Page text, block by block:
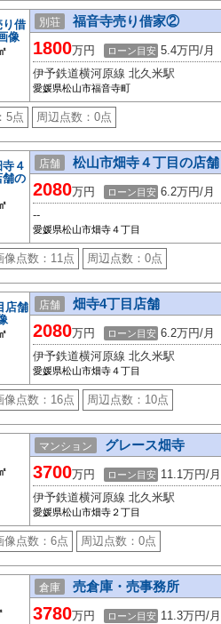
別荘 福音寺売り借家②
1800万円 ローン目安 5.4万円/月
伊予鉄道横河原線 北久米駅
愛媛県松山市福音寺町
5点 周辺点数： 0点
店舗 松山市畑寺４丁目の店舗
2080万円 ローン目安 6.2万円/月
--
愛媛県松山市畑寺４丁目
像点数： 11点 周辺点数： 0点
店舗 畑寺4丁目店舗
2080万円 ローン目安 6.2万円/月
伊予鉄道横河原線 北久米駅
愛媛県松山市畑寺４丁目
像点数： 16点 周辺点数： 10点
マンション グレース畑寺
3700万円 ローン目安 11.1万円/月
伊予鉄道横河原線 北久米駅
愛媛県松山市畑寺２丁目
像点数： 6点 周辺点数： 0点
倉庫 売倉庫・売事務所
3780万円 ローン目安 11.3万円/月